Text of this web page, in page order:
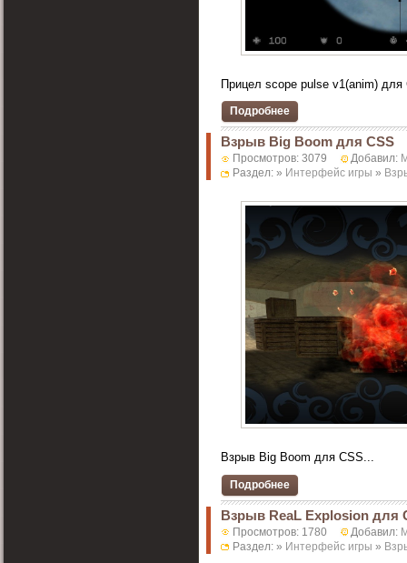
Прицел scope pulse v1(anim) для
Подробнее
Взрыв Big Boom для CSS
Просмотров: 3079 Добавил:
Раздел: » Интерфейс игры »
Взрыв Big Boom для CSS...
Подробнее
Взрыв ReaL Explosion для
Просмотров: 1780 Добавил:
Раздел: » Интерфейс игры »